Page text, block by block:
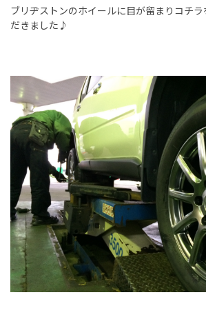
ブリヂストンのホイールに目が留まりコチ
だきました♪